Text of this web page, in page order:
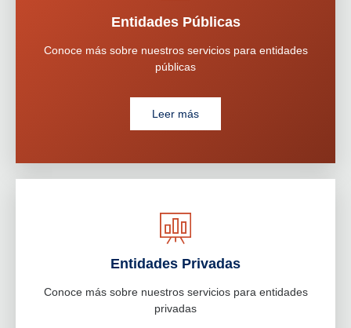
Entidades Públicas
Conoce más sobre nuestros servicios para entidades
públicas
Leer más
Entidades Privadas
Conoce más sobre nuestros servicios para entidades
privadas